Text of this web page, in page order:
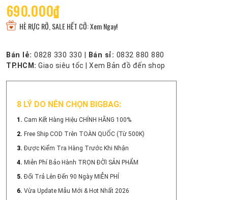
690.000₫
HÈ RỰC RỠ, SALE HẾT CỠ: Xem Ngay!
Bán lẻ: 0828 330 330 Bán sỉ: 0832 880 880
TP.HCM: Giao siêu tốc Xem Bản đồ đến shop
8 LÝ DO NÊN CHỌN BIGBAG:
1. Cam Kết Hàng Hiệu CHÍNH HÃNG 100%
2. Free Ship COD Trên TOÀN QUỐC (Từ 500K)
3. Được Kiểm Tra Hàng Trước Khi Nhận
4. Miễn Phí Bảo Hành TRỌN ĐỜI SẢN PHẨM
5. Đổi Trả Lên Đến 90 Ngày MIỄN PHÍ
6. Vừa Update Mẫu Mới & Hot Nhất 2026